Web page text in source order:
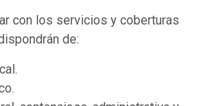
con los servicios y coberturas
de: